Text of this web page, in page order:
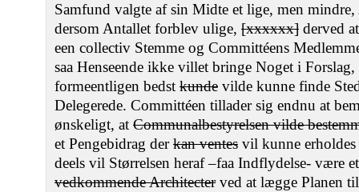
Samfund valgte af sin Midte et lige, men
dersom Antallet forblev ulige, [xxxxxx] derved
een collectiv Stemme og Committéens
saa Henseende ikke villet bringe Noget i
formeentligen bedst kunde vilde kunne finde
Delegerede. Committéen tillader sig endnu at
ønskeligt, at Communalbestyrelsen vilde
et Pengebidrag derkan ventes vil kunne
deels vil Størrelsen heraf –faa Indflydelse- være
vedkommende Architecterved at lægge Planen